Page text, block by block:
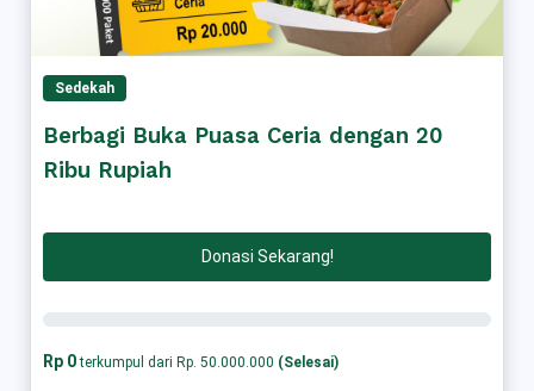
Sedekah
Berbagi Buka Puasa Ceria dengan 20
Ribu Rupiah
Donasi Sekarang!
Rp 0terkumpul dari Rp. 50.000.000 (Selesai)